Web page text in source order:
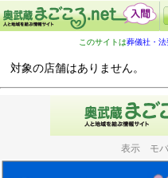
このサイトは葬儀社・法
対象の店舗はありません。
表示 モバ